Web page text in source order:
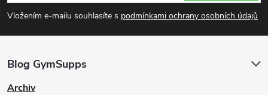
p
a
Vložením e-mailu souhlasíte s podmínkami ochrany osobních údajů
Blog GymSupps
Archiv